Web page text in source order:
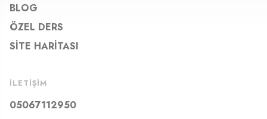
BLOG
ÖZEL DERS
SITE HARITASI
İLETIŞIM
05067112950